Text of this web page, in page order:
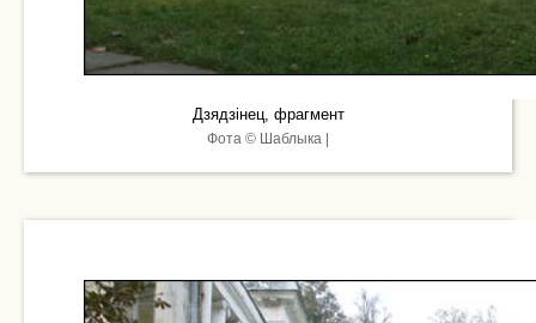
Дзядзінец, фрагмент
Фота © Шаблыка |